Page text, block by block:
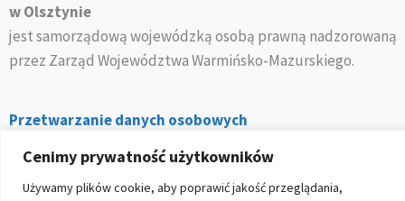
Cenimy prywatność użytkowników
Używamy plików cookie, aby poprawić jakość przeglądania,
w Olsztynie
jest samorządową wojewódzką osobą prawną nadzorowaną
przez Zarząd Województwa Warmińsko-Mazurskiego.
Przetwarzanie danych osobowych
Polityka prywatności
Deklaracja dostępności
Sygnaliści